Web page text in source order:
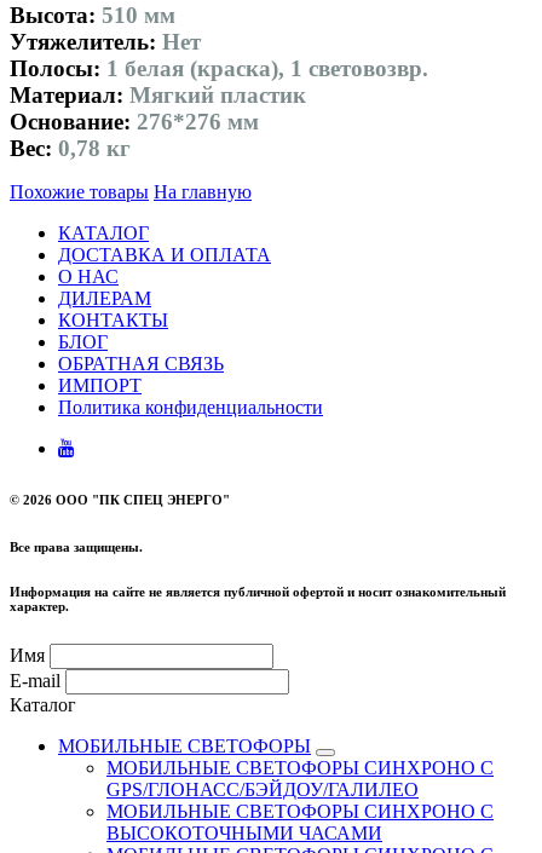
Высота: 510 мм
Утяжелитель: Нет
Полосы: 1 белая (краска), 1 световозвр.
Материал: Мягкий пластик
Основание: 276*276 мм
Вес: 0,78 кг
Похожие товары На главную
КАТАЛОГ
ДОСТАВКА И ОПЛАТА
О НАС
ДИЛЕРАМ
КОНТАКТЫ
БЛОГ
ОБРАТНАЯ СВЯЗЬ
ИМПОРТ
Политика конфиденциальности
© 2026 ООО "ПК СПЕЦ ЭНЕРГО"
Все права защищены.
Информация на сайте не является публичной офертой и носит ознакомительный
характер.
Имя
E-mail
Каталог
МОБИЛЬНЫЕ СВЕТОФОРЫ
МОБИЛЬНЫЕ СВЕТОФОРЫ СИНХРОНО С
GPS/ГЛОНАСС/БЭЙДОУ/ГАЛИЛЕО
МОБИЛЬНЫЕ СВЕТОФОРЫ СИНХРОНО С
ВЫСОКОТОЧНЫМИ ЧАСАМИ